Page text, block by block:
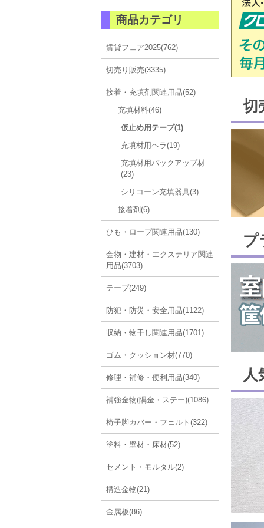
商品カテゴリ
賃貸フェア2025(762)
切売り販売(3335)
接着・充填剤関連用品(52)
充填材料(46)
仮止め用テープ(1)
充填材用ヘラ(19)
充填材用バックアップ材
(23)
シリコーン充填器具(3)
接着剤(6)
ひも・ロープ関連用品(130)
金物・建材・エクステリア関連
用品(3703)
テープ(249)
防犯・防災・安全用品(1122)
収納・物干し関連用品(1701)
ゴム・クッション材(770)
修理・補修・便利用品(340)
補強金物(隅金・ステー)(1086)
椅子脚カバー・フェルト(322)
塗料・壁材・床材(52)
セメント・モルタル(2)
構造金物(21)
金属板(86)
切
プ
人